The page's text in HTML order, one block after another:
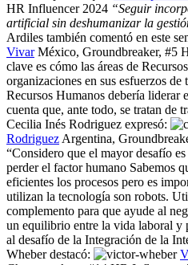
HR Influencer 2024 “Seguir
artificial sin deshumanizar la
Ardiles también comentó en este
VivarMéxico, Groundbreaker, #5
clave es cómo las áreas de
organizaciones en sus esfuerzos
Recursos Humanos debería liderar
cuenta que, ante todo, se tratan de
Cecilia Inés Rodriguez expresó:
Rodriguez Argentina,
“Considero que el mayor desafío
perder el factor humano Sabemos
eficientes los procesos pero es
utilizan la tecnología son robots.
complemento para que ayude al
un equilibrio entre la vida laboral y
al desafío de la Integración de la
Wheber destacó: